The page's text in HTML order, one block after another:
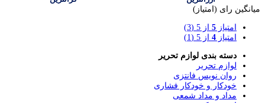
میانگین رای (امتیاز)
امتیاز 5 از 5
(3)
امتیاز 4 از 5 (1)
دسته بندی لوازم تحریر
لوازم تحریر
روان نویس فانتزی
خودکار و خودکار فشاری
مداد و مداد شمعی